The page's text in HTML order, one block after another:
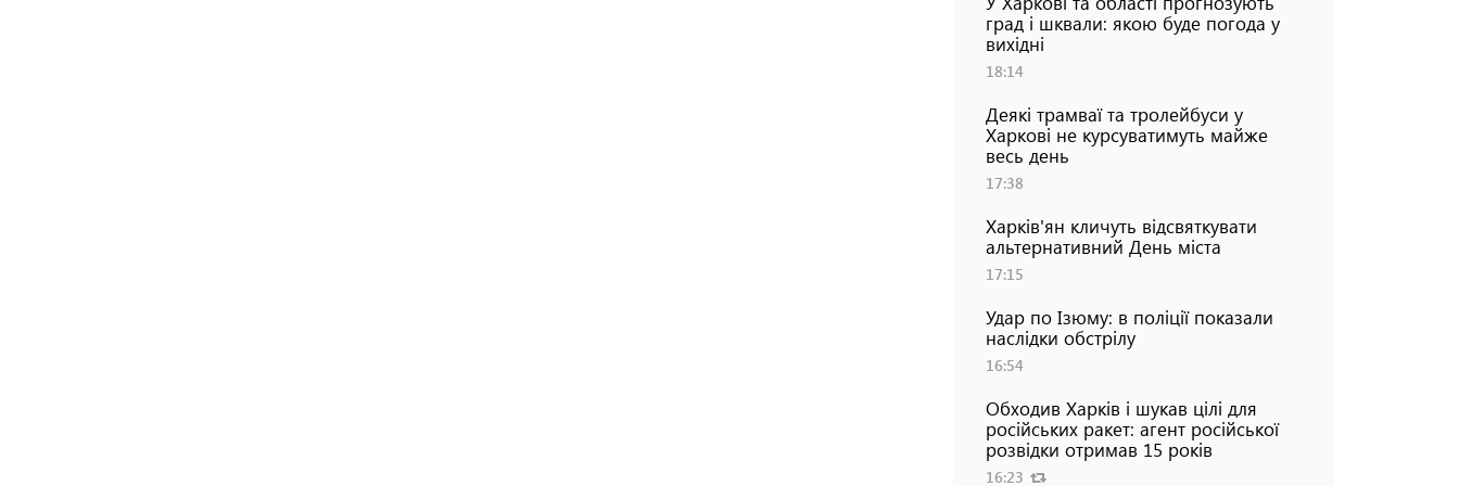
град і шквали: якою буде погода у
вихідні
18:14
Деякі трамваї та тролейбуси у
Харкові не курсуватимуть майже
весь день
17:38
Харків'ян кличуть відсвяткувати
альтернативний День міста
17:15
Удар по Ізюму: в поліції показали
наслідки обстрілу
16:54
Обходив Харків і шукав цілі для
російських ракет: агент російської
розвідки отримав 15 років
16:23